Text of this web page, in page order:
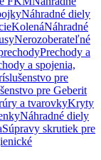
Náhradné diely
KolenáNáhradné
Nerozoberateľné
Prechody a
a spojenia,
pre
pre Geberit
a tvarovkyKryty
Náhradné diely
Súpravy skrutiek pre